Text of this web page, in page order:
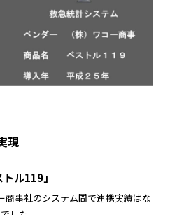
現
ル119」
商事社のシステム間で連携実績はな